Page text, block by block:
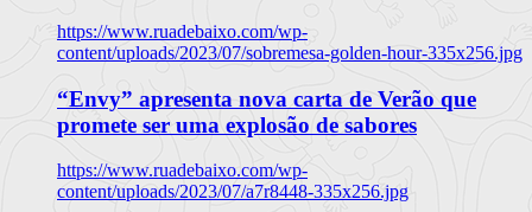
https://www.ruadebaixo.com/wp-
content/uploads/2023/07/sobremesa-golden-hour-335x256.jpg
“Envy” apresenta nova carta de Verão que
promete ser uma explosão de sabores
https://www.ruadebaixo.com/wp-
content/uploads/2023/07/a7r8448-335x256.jpg